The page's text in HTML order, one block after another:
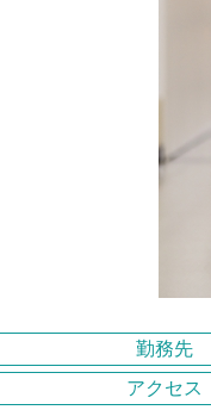
勤務先
アクセス